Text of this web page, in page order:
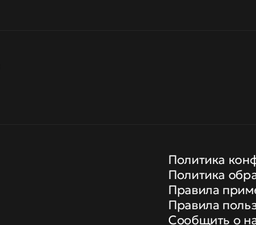
Политика
Политика
Правила
Правила
Сообщить о